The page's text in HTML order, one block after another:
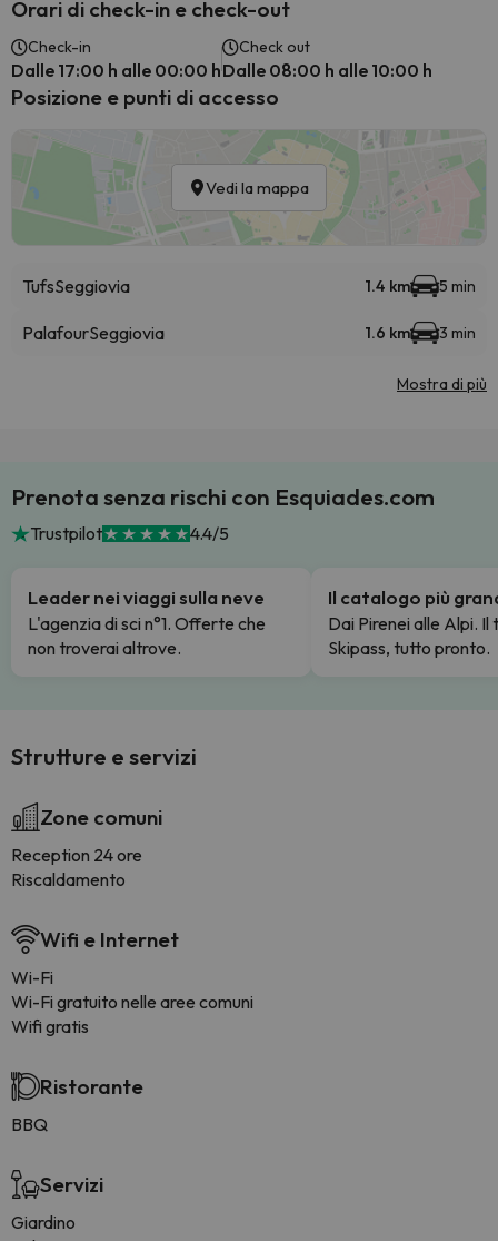
Orari di check-in e check-out
Check-in
Dalle 17:00 h alle 00:00 h
Check out
Dalle 08:00 h alle 10:00 h
Posizione e punti di accesso
Vedi la mappa
TufsSeggiovia 1.4 km 5 min
PalafourSeggiovia 1.6 km 3 min
Mostra di più
Prenota senza rischi con Esquiades.com
Trustpilot 4.4/5
Leader nei viaggi sulla neve
L'agenzia di sci n°1. Offerte che
non troverai altrove.
Il catalogo più
Dai Pirenei alle Alpi. Il
Skipass, tutto pronto.
Strutture e servizi
Zone comuni
Reception 24 ore
Riscaldamento
Wifi e Internet
Wi-Fi
Wi-Fi gratuito nelle aree comuni
Wifi gratis
Ristorante
BBQ
Servizi
Giardino